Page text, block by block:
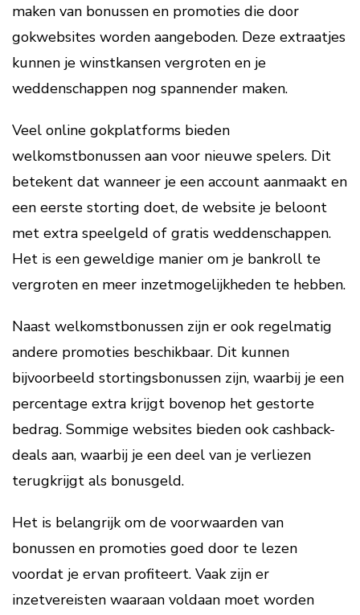
maken van bonussen en promoties die door
gokwebsites worden aangeboden. Deze extraatjes
kunnen je winstkansen vergroten en je
weddenschappen nog spannender maken.
Veel online gokplatforms bieden
welkomstbonussen aan voor nieuwe spelers. Dit
betekent dat wanneer je een account aanmaakt en
een eerste storting doet, de website je beloont
met extra speelgeld of gratis weddenschappen.
Het is een geweldige manier om je bankroll te
vergroten en meer inzetmogelijkheden te hebben.
Naast welkomstbonussen zijn er ook regelmatig
andere promoties beschikbaar. Dit kunnen
bijvoorbeeld stortingsbonussen zijn, waarbij je een
percentage extra krijgt bovenop het gestorte
bedrag. Sommige websites bieden ook cashback-
deals aan, waarbij je een deel van je verliezen
terugkrijgt als bonusgeld.
Het is belangrijk om de voorwaarden van
bonussen en promoties goed door te lezen
voordat je ervan profiteert. Vaak zijn er
inzetvereisten waaraan voldaan moet worden